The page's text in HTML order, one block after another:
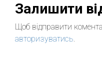
Залишити
Щоб відправити
авторизуватись.